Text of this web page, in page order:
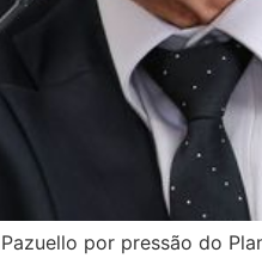
por pressão do